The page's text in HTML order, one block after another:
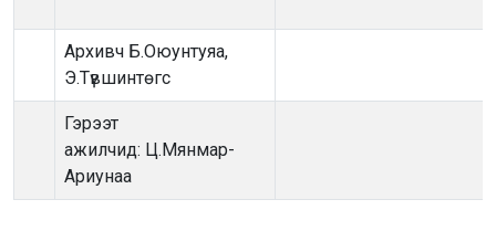
Архивч Б.Оюунтуяа,
Э.Түвшинтөгс
Гэрээт
ажилчид: Ц.Мянмар-
Ариунаа